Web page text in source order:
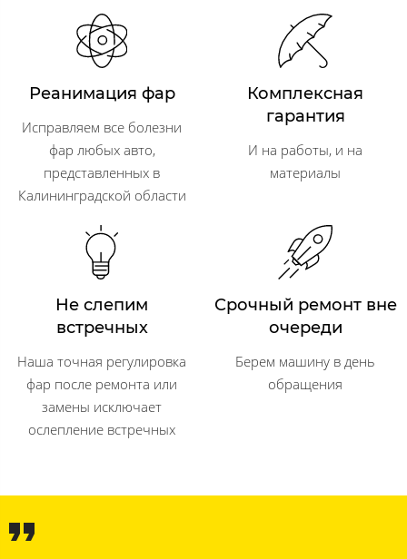
Реанимация фар
Исправляем все болезни
фар любых авто,
представленных в
Калининградской области
Комплексная
гарантия
И на работы, и на
материалы
Не слепим
встречных
Наша точная регулировка
фар после ремонта или
замены исключает
ослепление встречных
Срочный ремонт вне
очереди
Берем машину в день
обращения